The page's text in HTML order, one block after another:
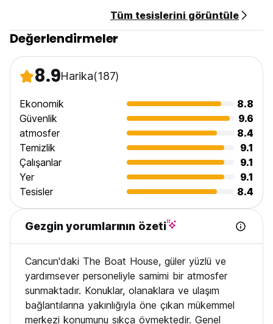
Tüm tesislerini görüntüle
Değerlendirmeler
8.9Harika(187)
Ekonomik
8.8
Güvenlik
9.6
atmosfer
8.4
Temizlik
9.1
Çalışanlar
9.1
Yer
9.1
Tesisler
8.4
Gezgin yorumlarının özeti
Cancun'daki The Boat House, güler yüzlü ve
yardımsever personeliyle samimi bir atmosfer
sunmaktadır. Konuklar, olanaklara ve ulaşım
bağlantılarına yakınlığıyla öne çıkan mükemmel
merkezi konumunu sıkça övmektedir. Genel